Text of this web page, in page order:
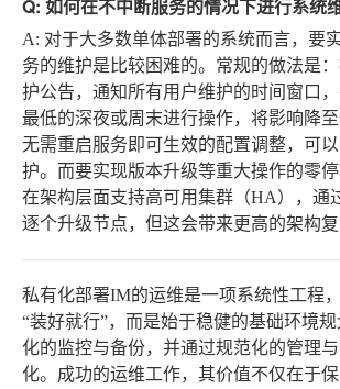
Q: 如何在不中断服务的情况下进行系统
A: 对于大多数单体部署的系统而言，要
务的维护是比较困难的。常规的做法是
护公告，通知所有用户维护的时间窗口
最低的深夜或周末进行操作，将影响降
无需重启服务即可生效的配置调整，可
护。而要实现版本升级等重大操作的零
在架构层面支持高可用集群（HA），通
逐个升级节点，但这会带来更高的架构复
私有化部署IM的运维是一项系统性工程
“装好就行”，而是始于稳健的基础环境
化的监控与备份，并通过规范化的管理
化。成功的运维工作，其价值不仅在于